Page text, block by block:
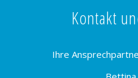
Kontakt
Ihre